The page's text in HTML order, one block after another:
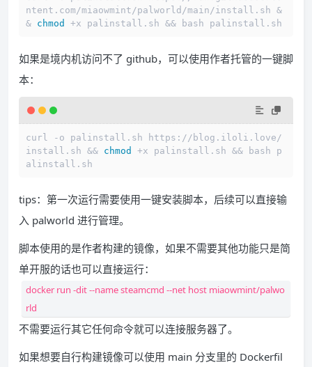
ntent.com/miaowmint/palworld/main/install.sh &
& chmod +x palinstall.sh && bash palinstall.sh
如果是境内机访问不了 github，可以使用作者托管的一键脚
本：
curl -o palinstall.sh https://blog.iloli.love/
install.sh && chmod
+x palinstall.sh && bash p
alinstall.sh
tips：第一次运行需要使用一键安装脚本，后续可以直接输
入 palworld 进行管理。
脚本使用的是作者构建的镜像，如果不需要其他功能只是简
单开服的话也可以直接运行：
docker run -dit --name steamcmd --net host miaowmint/palwo
rld
不需要运行其它任何命令就可以连接服务器了。
如果想要自行构建镜像可以使用 main 分支里的 Dockerfil